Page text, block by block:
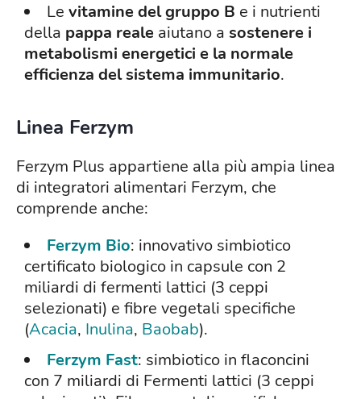
Le vitamine del gruppo B e i nutrienti
della pappa reale aiutano a sostenere i
metabolismi energetici e la normale
efficienza del sistema immunitario.
Linea Ferzym
Ferzym Plus appartiene alla più ampia linea
di integratori alimentari Ferzym, che
comprende anche:
Ferzym Bio: innovativo simbiotico
certificato biologico in capsule con 2
miliardi di fermenti lattici (3 ceppi
selezionati) e fibre vegetali specifiche
(Acacia, Inulina, Baobab).
Ferzym Fast: simbiotico in flaconcini
con 7 miliardi di Fermenti lattici (3 ceppi